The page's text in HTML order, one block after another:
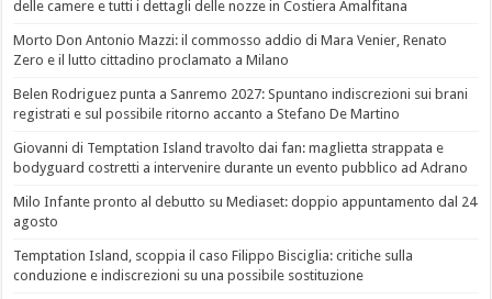
delle camere e tutti i dettagli delle nozze in Costiera Amalfitana
Morto Don Antonio Mazzi: il commosso addio di Mara Venier, Renato
Zero e il lutto cittadino proclamato a Milano
Belen Rodriguez punta a Sanremo 2027: Spuntano indiscrezioni sui brani
registrati e sul possibile ritorno accanto a Stefano De Martino
Giovanni di Temptation Island travolto dai fan: maglietta strappata e
bodyguard costretti a intervenire durante un evento pubblico ad Adrano
Milo Infante pronto al debutto su Mediaset: doppio appuntamento dal 24
agosto
Temptation Island, scoppia il caso Filippo Bisciglia: critiche sulla
conduzione e indiscrezioni su una possibile sostituzione